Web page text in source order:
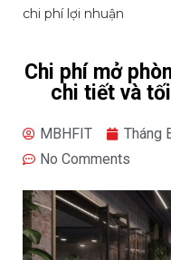
chi phí lợi nhuận
Chi phí mở
chi tiết và
MBHFIT Tháng
No Comments